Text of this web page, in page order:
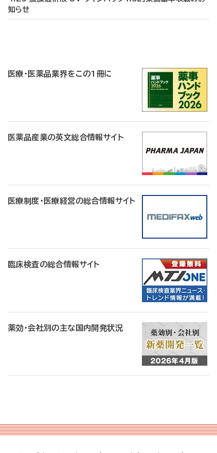
知らせ
医療・医薬品業界をこの1冊に
医薬品産業の英文総合情報サイト
医療制度・医療経営の総合情報サイト
臨床検査の総合情報サイト
薬効・会社別の主な国内開発状況